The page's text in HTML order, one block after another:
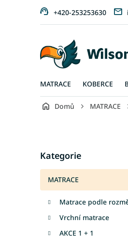
+420-253253630
MATRACE KOBERCE
Domů MATRACE
t
r
a
kategorie
Kategorie
MATRACE
Matrace podle
Vrchní matrace
AKCE 1 + 1